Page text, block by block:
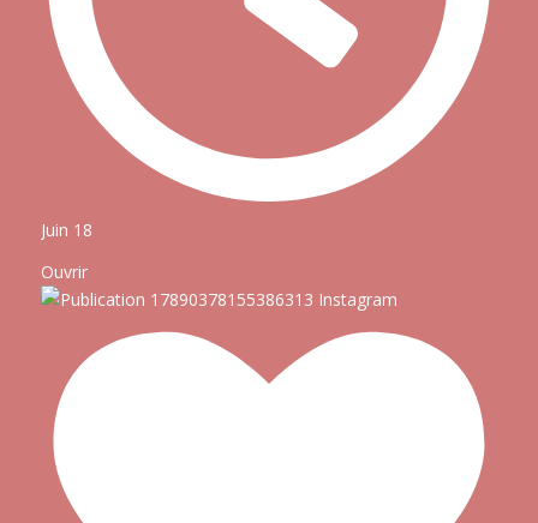
Juin 18
Ouvrir